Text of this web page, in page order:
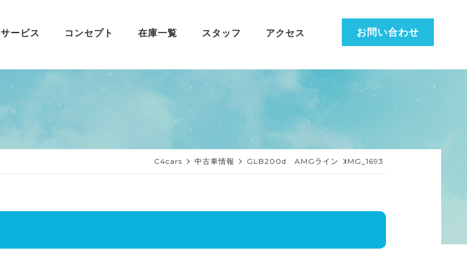
サービス コンセプト 在庫一覧 スタッフ アクセス お問い合わせ
C4cars 中古車情報 GLB200d AMGライン IMG_1693